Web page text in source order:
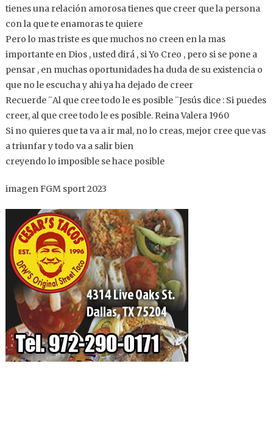
tienes una relación amorosa tienes que creer que la persona
con la que te enamoras te quiere
Pero lo mas triste es que muchos no creen en la mas
importante en Dios , usted dirá , si Yo Creo , pero si se pone a
pensar , en muchas oportunidades ha duda de su existencia o
que no le escucha y ahi ya ha dejado de creer
Recuerde ¨Al que cree todo le es posible ¨Jesús dice : Si puedes
creer, al que cree todo le es posible. Reina Valera 1960
Si no quieres que ta va a ir mal, no lo creas, mejor cree que vas
a triunfar y todo va a salir bien
creyendo lo imposible se hace posible
imagen FGM sport 2023